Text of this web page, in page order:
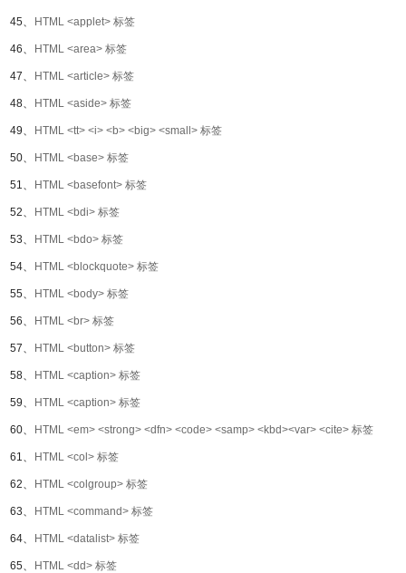
45、 HTML <applet> 标签
46、 HTML <area> 标签
47、 HTML <article> 标签
48、 HTML <aside> 标签
49、 HTML <tt> <i> <b> <big> <small> 标签
50、 HTML <base> 标签
51、 HTML <basefont> 标签
52、 HTML <bdi> 标签
53、 HTML <bdo> 标签
54、 HTML <blockquote> 标签
55、 HTML <body> 标签
56、 HTML <br> 标签
57、 HTML <button> 标签
58、 HTML <caption> 标签
59、 HTML <caption> 标签
60、 HTML <em> <strong> <dfn> <code> <samp> <kbd><var> <cite> 标签
61、 HTML <col> 标签
62、 HTML <colgroup> 标签
63、 HTML <command> 标签
64、 HTML <datalist> 标签
65、 HTML <dd> 标签